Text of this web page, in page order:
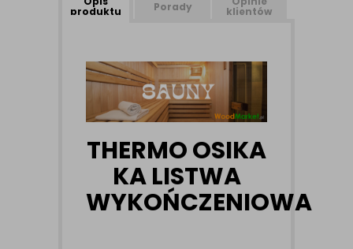
produktu Porady klientów
THERMO OSIKA
KA LISTWA
WYKOŃCZENIOWA